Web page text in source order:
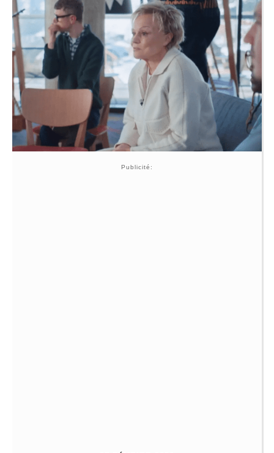
Publicité: